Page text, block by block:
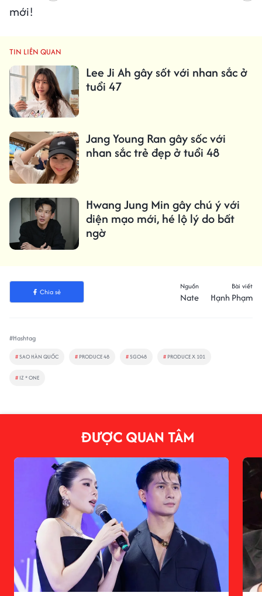
mới!
TIN LIÊN QUAN
Lee Ji Ah gây sốt với nhan sắc ở
tuổi 47
Jang Young Ran gây sốc với
nhan sắc trẻ đẹp ở tuổi 48
Hwang Jung Min gây chú ý với
diện mạo mới, hé lộ lý do bất
ngờ
Chia sẻ
Nguồn
Nate
Bài viết
Hạnh Phạm
#Hashtag
#SAO HÀN QUỐC # PRODUCE 48 #SGO48 # PRODUCE X 101
# IZ * ONE
ĐƯỢC QUAN TÂM